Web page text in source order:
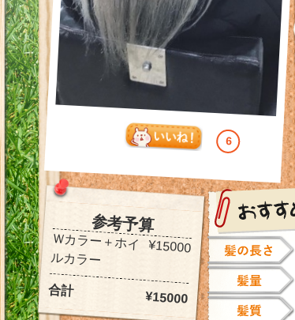
6
参考予算
Ｗカラー＋ホイ
ルカラー
¥15000
合計 ¥15000